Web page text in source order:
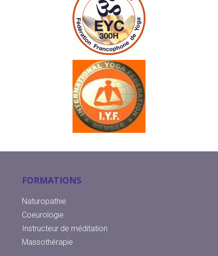
FORMATIONS
Naturopathie
Coeurologie
Instructeur de méditation
Massothérapie